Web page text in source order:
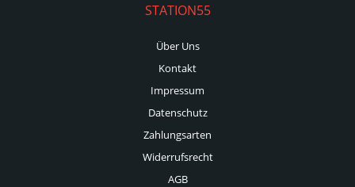
STATION55
Über Uns
Kontakt
Impressum
Datenschutz
Zahlungsarten
Widerrufsrecht
AGB